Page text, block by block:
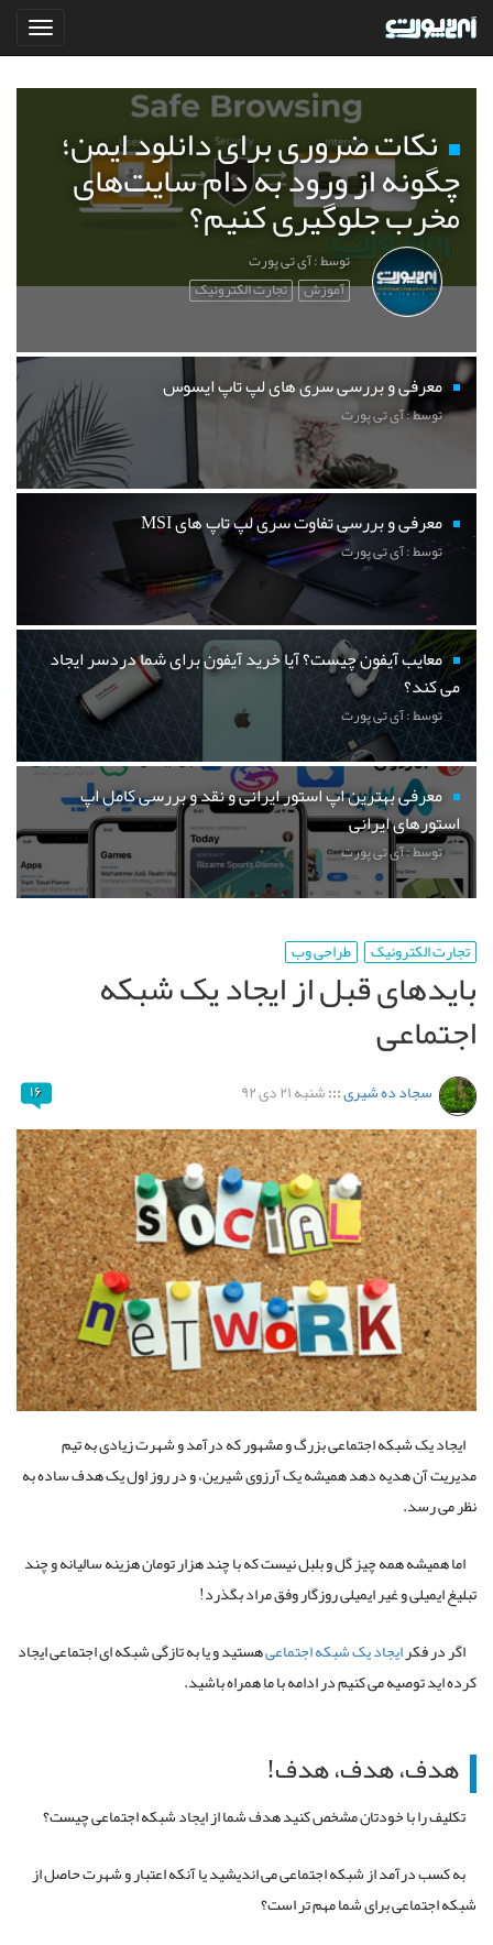
نکات ضروری برای دانلود ایمن؛
چگونه از ورود به دام سایت‌های
مخرب جلوگیری کنیم؟
توسط : آی تی پورت
آموزش تجارت الکترونیک
معرفی و بررسی سری های لپ تاپ ایسوس
توسط : آی تی پورت
معرفی و بررسی تفاوت سری لپ تاپ های MSI
توسط : آی تی پورت
معایب آیفون چیست؟ آیا خرید آیفون برای شما دردسر ایجاد
می کند؟
توسط : آی تی پورت
معرفی بهترین اپ استور ایرانی و نقد و بررسی کامل اپ
استورهای ایرانی
توسط : آی تی پورت
تجارت الکترونیک طراحی وب
بایدهای قبل از ایجاد یک شبکه
اجتماعی
سجاد ده شیری:::شنبه ۲۱ دی ۹۲ ۱۶
ایجاد یک شبکه اجتماعی بزرگ و مشهور که درآمد و شهرت زیادی به تیم
مدیریت آن هدیه دهد همیشه یک آرزوی شیرین، و در روز اول یک هدف ساده به
نظر می رسد.
اما همیشه همه چیز گل و بلبل نیست که با چند هزار تومان هزینه سالیانه و چند
تبلیغ ایمیلی و غیر ایمیلی روزگار وفق مراد بگذرد!
اگر در فکرایجاد یک شبکه اجتماعیهستید و یا به تازگی شبکه ای اجتماعی ایجاد
کرده اید توصیه می کنیم در ادامه با ما همراه باشید.
هدف، هدف، هدف!
تکلیف را با خودتان مشخص کنید هدف شما از ایجاد شبکه اجتماعی چیست؟
به کسب درآمد از شبکه اجتماعی می اندیشید یا آنکه اعتبار و شهرت حاصل از
شبکه اجتماعی برای شما مهم تر است؟